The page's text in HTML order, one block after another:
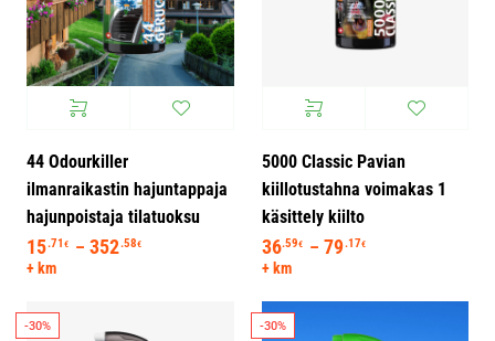
44 Odourkiller
ilmanraikastin hajuntappaja
hajunpoistaja tilatuoksu
15.71 € – 352.58€ Hintaluokka: 15.71€ - 352.58€
+ km
5000 Classic Pavian
kiillotustahna voimakas 1
käsittely kiilto
36.59€ – 79.17€
+ km
-30% -30%